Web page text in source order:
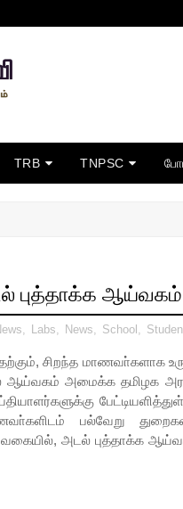
TRB TNPSC
புத்தாக்க ஆய்வகம்
, Labs, News, School ,
சிறந்த மாணவா்களாக
அமைக்க தமிழக அரசு
பல்வேறு
வகையில், அடல் புத்தாக்க